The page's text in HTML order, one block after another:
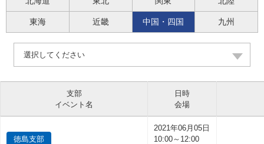
東海 近畿 中国・四国 九州
選択してください
支部
イベント名
日時
会場
徳島支部
2021年06月05日
10:00～12:00